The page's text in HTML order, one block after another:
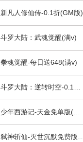
新凡人修仙传-0.1折(GM版)
斗罗大陆：武魂觉醒(满v)
拳魂觉醒-每日送648(满v)